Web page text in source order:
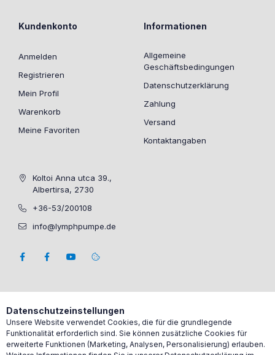
Kundenkonto
Anmelden
Registrieren
Mein Profil
Warenkorb
Meine Favoriten
Informationen
Allgemeine
Geschäftsbedingungen
Datenschutzerklärung
Zahlung
Versand
Kontaktangaben
Koltoi Anna utca 39.,
Albertirsa, 2730
+36-53/200108
info@lymphpumpe.de
Datenschutzeinstellungen
Unsere Website verwendet Cookies, die für die grundlegende
Funktionalität erforderlich sind. Sie können zusätzliche Cookies für
erweiterte Funktionen (Marketing, Analysen, Personalisierung) erlauben.